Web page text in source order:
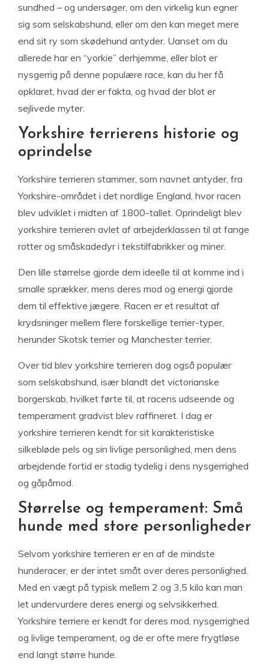
sundhed – og undersøger, om den virkelig kun egner
sig som selskabshund, eller om den kan meget mere
end sit ry som skødehund antyder. Uanset om du
allerede har en “yorkie” derhjemme, eller blot er
nysgerrig på denne populære race, kan du her få
opklaret, hvad der er fakta, og hvad der blot er
sejlivede myter.
Yorkshire terrierens historie og
oprindelse
Yorkshire terrieren stammer, som navnet antyder, fra
Yorkshire-området i det nordlige England, hvor racen
blev udviklet i midten af 1800-tallet. Oprindeligt blev
yorkshire terrieren avlet af arbejderklassen til at fange
rotter og småskadedyr i tekstilfabrikker og miner.
Den lille størrelse gjorde dem ideelle til at komme ind i
smalle sprækker, mens deres mod og energi gjorde
dem til effektive jægere. Racen er et resultat af
krydsninger mellem flere forskellige terrier-typer,
herunder Skotsk terrier og Manchester terrier.
Over tid blev yorkshire terrieren dog også populær
som selskabshund, især blandt det victorianske
borgerskab, hvilket førte til, at racens udseende og
temperament gradvist blev raffineret. I dag er
yorkshire terrieren kendt for sit karakteristiske
silkebløde pels og sin livlige personlighed, men dens
arbejdende fortid er stadig tydelig i dens nysgerrighed
og gåpåmod.
Størrelse og temperament: Små
hunde med store personligheder
Selvom yorkshire terrieren er en af de mindste
hunderacer, er der intet småt over deres personlighed.
Med en vægt på typisk mellem 2 og 3,5 kilo kan man
let undervurdere deres energi og selvsikkerhed.
Yorkshire terriere er kendt for deres mod, nysgerrighed
og livlige temperament, og de er ofte mere frygtløse
end langt større hunde.